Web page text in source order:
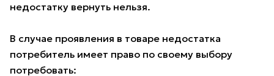
недостатку вернуть нельзя.
В случае проявления в товаре недостатка
потребитель имеет право по своему выбору
потребовать: